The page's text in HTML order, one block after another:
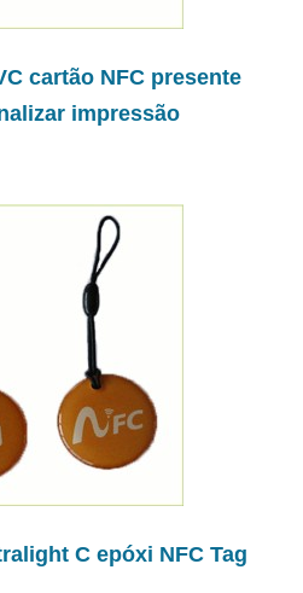
cartão NFC presente
impressão
C epóxi NFC Tag